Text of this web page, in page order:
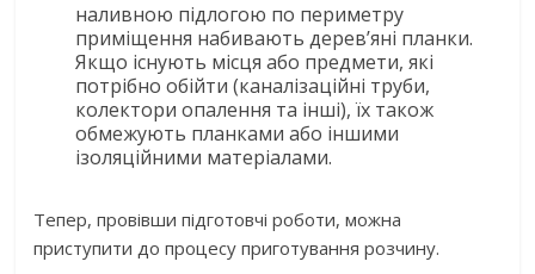
наливною підлогою по периметру
приміщення набивають дерев’яні планки.
Якщо існують місця або предмети, які
потрібно обійти (каналізаційні труби,
колектори опалення та інші), їх також
обмежують планками або іншими
ізоляційними матеріалами.
Тепер, провівши підготовчі роботи, можна
приступити до процесу приготування розчину.